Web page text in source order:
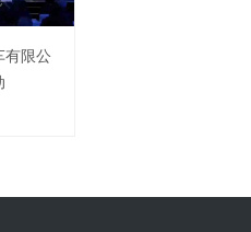
有限公